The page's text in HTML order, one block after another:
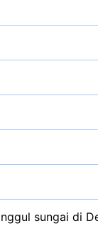
sungai di